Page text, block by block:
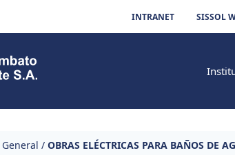
INTRANET SISSOL
General / OBRAS ELÉCTRICAS PARA BAÑOS DE